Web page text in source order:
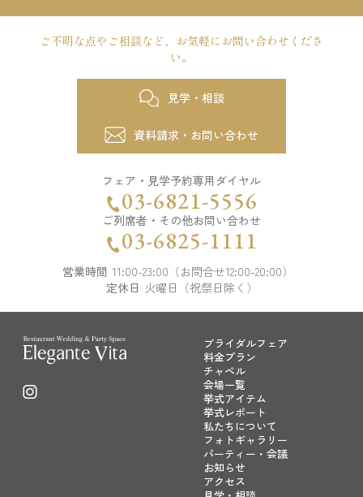
予約する
婚礼アイテム展示
お得なご来館特典プレゼント
18:00 - 21:00
残席◯あり △残りわずか×満席
詳細を見る
予約する
会場コーディネート展示
婚礼アイテム展示
△残りわずか×満席
ご不明な点やご相談など、 お気軽にお問い合わせくださ
い。
見学・相談
資料請求・お問い合わせ
フェア・見学予約専用ダイヤル
03-6821-5556
ご列席者・その他お問い合わせ
03-6825-1111
営業時間 11:00-23:00（お問合せ12:00-20:00）
定休日 火曜日（祝祭日除く）
ブライダルフェア
料金プラン
チャペル
会場一覧
挙式アイテム
挙式レポート
私たちについて
フォトギャラリー
パーティー・会議
お知らせ
アクセス